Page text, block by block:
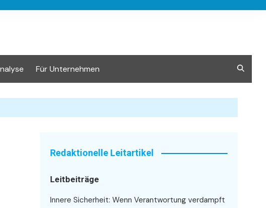
Für Unternehmen
Redaktionelle Leitartikel
Leitbeiträge
Innere Sicherheit: Wenn Verantwortung verdampft